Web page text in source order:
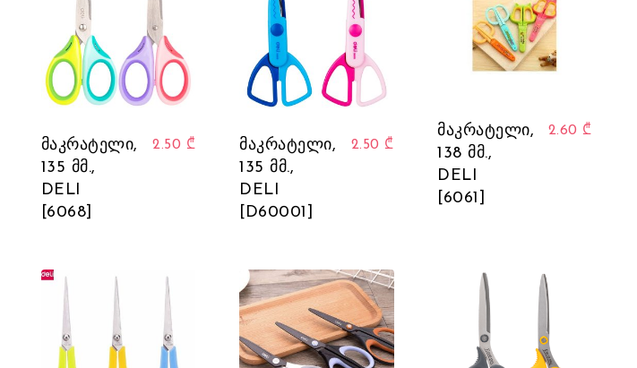
მაკრატელი,
135 მმ.,
DELI
[6068]
2.50 ₾
მაკრატელი,
135 მმ.,
DELI
[D60001]
2.50 ₾
მაკრატელი,
138 მმ.,
DELI
[6061]
2.60 ₾